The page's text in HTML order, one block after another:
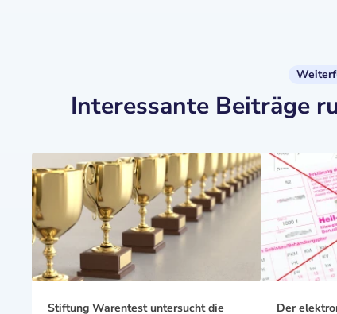
Interessante Beiträge
Stiftung Warentest untersucht die Der